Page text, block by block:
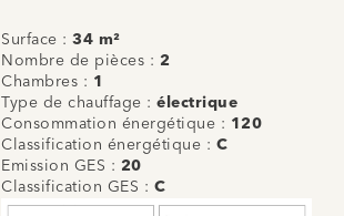
Surface :34 m²
Nombre de pièces : 2
Chambres : 1
Type de chauffage :électrique
Consommation énergétique : 120
Classification énergétique : C
Emission GES : 20
Classification GES : C